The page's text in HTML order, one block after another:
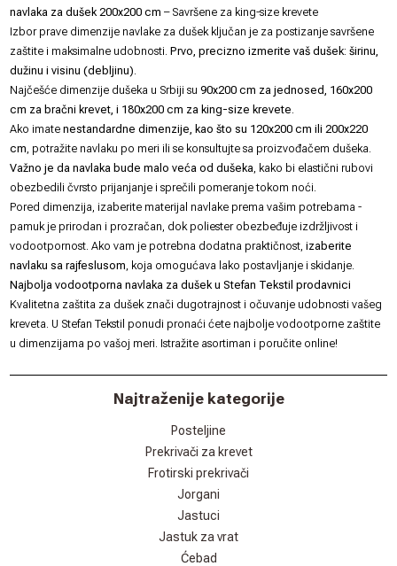
navlaka za dušek 200x200 cm– Savršene za king-size krevete
Izbor prave dimenzije navlake za dušek ključan je za postizanje savršene
zaštite i maksimalne udobnosti.Prvo, precizno izmerite vaš dušek: širinu,
dužinu i visinu (debljinu)
Najčešće dimenzije dušeka u Srbiji su90x200 cm za jednosed, 160x200
cm za bračni krevet, i 180x200 cm za king-size krevete
Ako imatenestandardne dimenzije, kao što su 120x200 cm ili 200x220
cm , potražite navlaku po meri ili se konsultujte sa proizvođačem dušeka.
Važno je da navlaka bude malo veća od dušeka , kako bi elastični rubovi
obezbedili čvrsto prijanjanje i sprečili pomeranje tokom noći.
Pored dimenzija, izaberite materijal navlake prema vašim potrebama -
pamuk je prirodan i prozračan, dok poliester obezbeđuje izdržljivost i
vodootpornost. Ako vam je potrebna dodatna praktičnost,izaberite
navlaku sa rajfeslusom , koja omogućava lako postavljanje i skidanje.
Najbolja vodootporna navlaka za dušek u Stefan Tekstil prodavnici
Kvalitetna zaštita za dušek znači dugotrajnost i očuvanje udobnosti vašeg
kreveta. U Stefan Tekstil ponudi pronaći ćete najbolje vodootporne zaštite
u dimenzijama po vašoj meri. Istražite asortiman i poručite online!
Najtraženije kategorije
Posteljine
Prekrivači za krevet
Frotirski prekrivači
Jorgani
Jastuci
Jastuk za vrat
Ćebad